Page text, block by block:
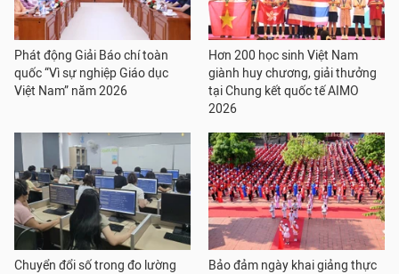
Phát động Giải Báo chí toàn
quốc “Vì sự nghiệp Giáo dục
Việt Nam” năm 2026
Hơn 200 học sinh Việt Nam
giành huy chương, giải thưởng
tại Chung kết quốc tế AIMO
2026
Chuyển đổi số trong đo lường
Bảo đảm ngày khai giảng thực